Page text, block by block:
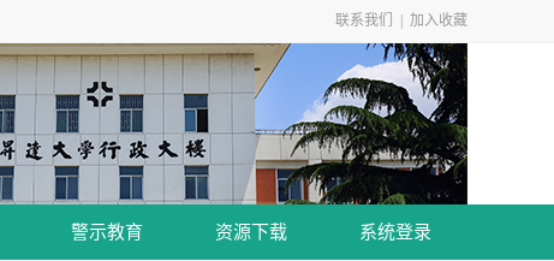
联系我们 加入收藏
警示教育 资源下载 系统登录